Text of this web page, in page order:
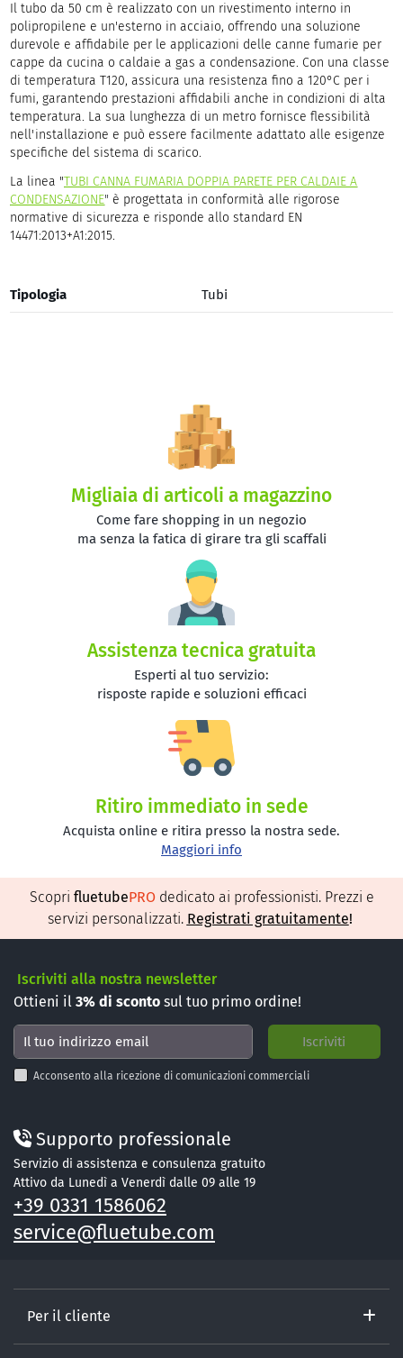
Il tubo da 50 cm è realizzato con un rivestimento interno in
polipropilene e un'esterno in acciaio, offrendo una soluzione
durevole e affidabile per le applicazioni delle canne fumarie per
cappe da cucina o caldaie a gas a condensazione. Con una classe
di temperatura T120, assicura una resistenza fino a 120°C per i
fumi, garantendo prestazioni affidabili anche in condizioni di alta
temperatura. La sua lunghezza di un metro fornisce flessibilità
nell'installazione e può essere facilmente adattato alle esigenze
specifiche del sistema di scarico.
La linea "TUBI CANNA FUMARIA DOPPIA PARETE PER CALDAIE A
CONDENSAZIONE" è progettata in conformità alle rigorose
normative di sicurezza e risponde allo standard EN
14471:2013+A1:2015.
Tipologia Tubi
Migliaia di articoli a magazzino
Come fare shopping in un negozio
ma senza la fatica di girare tra gli scaffali
Assistenza tecnica gratuita
Esperti al tuo servizio:
risposte rapide e soluzioni efficaci
Ritiro immediato in sede
Acquista online e ritira presso la nostra sede.
Maggiori info
Scopri fluetubePRO dedicato ai professionisti. Prezzi e
servizi personalizzati. Registrati gratuitamente!
Iscriviti alla nostra newsletter
Ottieni il 3% di sconto sul tuo primo ordine!
Acconsento alla ricezione di comunicazioni commerciali
Supporto professionale
Servizio di assistenza e consulenza gratuito
Attivo da Lunedì a Venerdì dalle 09 alle 19
+39 0331 1586062
service@fluetube.com
Per il cliente